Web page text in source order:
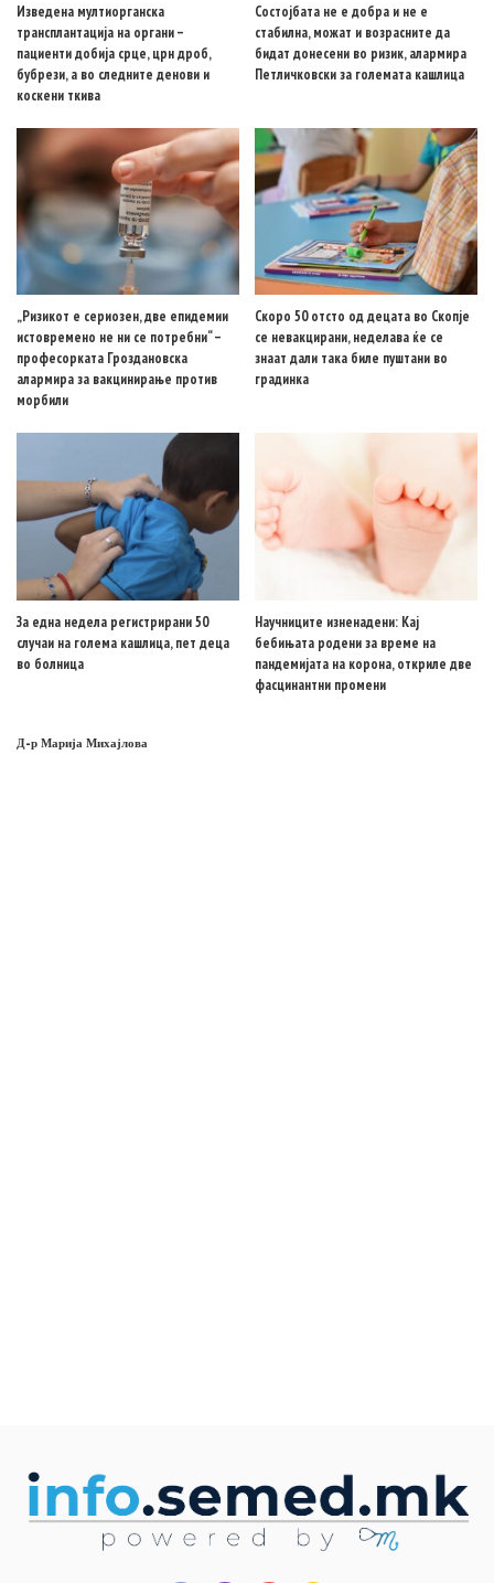
Изведена мултиорганска
трансплантација на органи –
пациенти добија срце, црн дроб,
бубрези, а во следните денови и
коскени ткива
Состојбата не е добра и не е
стабилна, можат и возрасните да
бидат донесени во ризик, алармира
Петличковски за големата кашлица
„Ризикот е сериозен, две епидемии
истовремено не ни се потребни“ –
професорката Гроздановска
алармира за вакцинирање против
морбили
Скоро 50 отсто од децата во Скопје
се невакцирани, неделава ќе се
знаат дали така биле пуштани во
градинка
За една недела регистрирани 50
случаи на голема кашлица, пет деца
во болница
Научниците изненадени: Кај
бебињата родени за време на
пандемијата на корона, откриле две
фасцинантни промени
Д-р Марија Михајлова